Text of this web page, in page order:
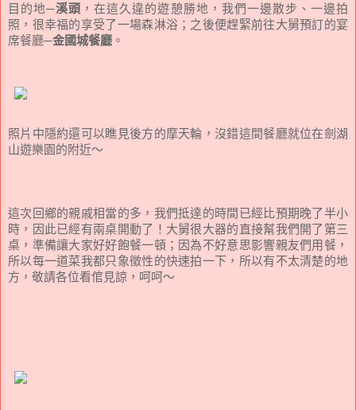
目的地─溪頭 ，在這久違的遊憩勝地，我們一邊散步、一邊拍
照，很幸福的享受了一場森淋浴；之後便趕緊前往大舅預訂的宴
席餐廳─金國城餐廳 。
照片中隱約還可以瞧見後方的摩天輪，沒錯這間餐廳就位在劍湖
山遊樂園的附近～
這次回鄉的親戚相當的多，我們抵達的時間已經比預期晚了半小
時，因此已經有兩桌開動了！大舅很大器的直接幫我們開了第三
桌，準備讓大家好好飽餐一頓；因為不好意思影響親友們用餐，
所以每一道菜我都只象徵性的快速拍一下，所以有不太清楚的地
方，敬請各位看倌見諒，呵呵～